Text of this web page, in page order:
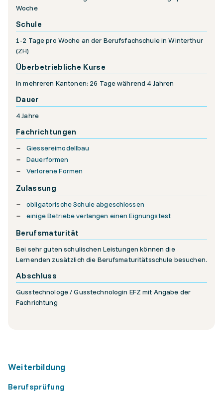
Woche
Schule
1-2 Tage pro Woche an der Berufsfachschule in Winterthur
(ZH)
Überbetriebliche Kurse
In mehreren Kantonen: 26 Tage während 4 Jahren
Dauer
4 Jahre
Fachrichtungen
Giessereimodellbau
Dauerformen
Verlorene Formen
Zulassung
obligatorische Schule abgeschlossen
einige Betriebe verlangen einen Eignungstest
Berufsmaturität
Bei sehr guten schulischen Leistungen können die
Lernenden zusätzlich die Berufsmaturitätsschule besuchen.
Abschluss
Gusstechnologe / Gusstechnologin EFZ mit Angabe der
Fachrichtung
Weiterbildung
Berufsprüfung